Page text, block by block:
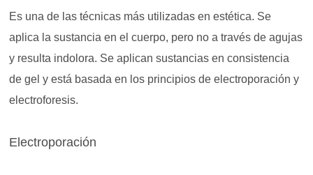
Es una de las técnicas más utilizadas en estética. Se
aplica la sustancia en el cuerpo, pero no a través de agujas
y resulta indolora. Se aplican sustancias en consistencia
de gel y está basada en los principios de electroporación y
electroforesis.
Electroporación